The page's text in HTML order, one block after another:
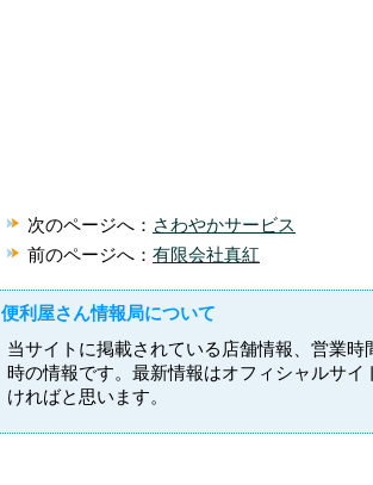
次のページへ： さわやかサービス
前のページへ： 有限会社真紅
便利屋さん情報局について
当サイトに掲載されている店舗情報、営業時
時の情報です。最新情報はオフィシャルサイ
ければと思います。